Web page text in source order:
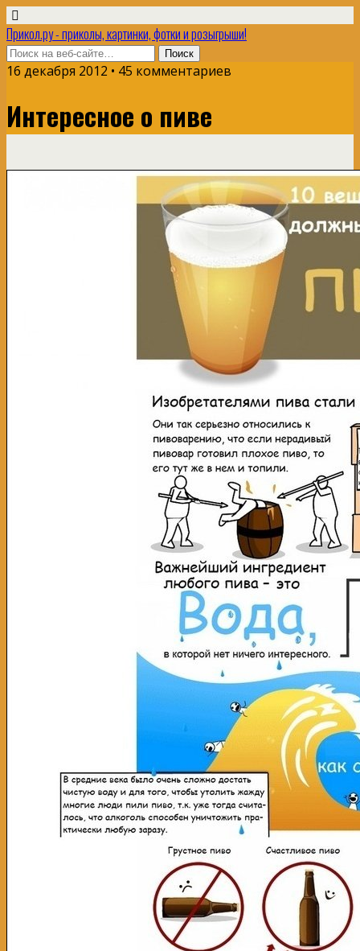
Прикол.ру - приколы, картинки, фотки и розыгрыши!
16 декабря 2012 • 45 комментариев
Интересное о пиве